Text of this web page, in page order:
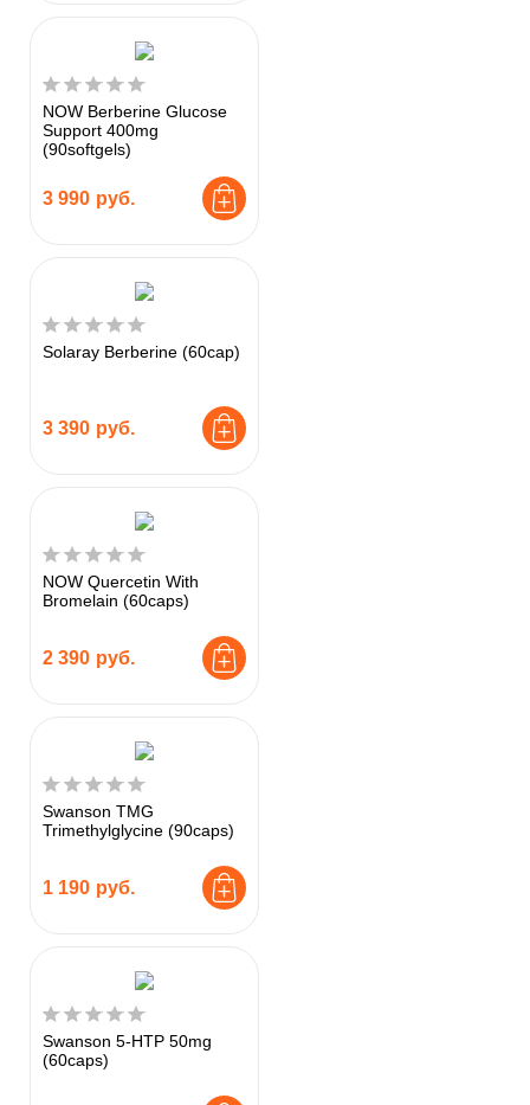
NOW Berberine Glucose
Support 400mg
(90softgels)
3 990 руб.
Solaray Berberine (60cap)
3 390 руб.
NOW Quercetin With
Bromelain (60caps)
2 390 руб.
Swanson TMG
Trimethylglycine (90caps)
1 190 руб.
Swanson 5-HTP 50mg
(60caps)